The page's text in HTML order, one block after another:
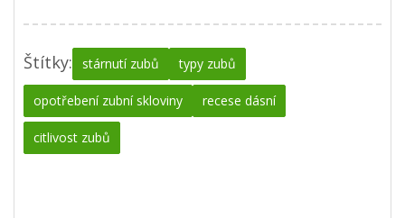
Štítky: stárnutí zubů typy zubů
opotřebení zubní skloviny recese dásní
citlivost zubů